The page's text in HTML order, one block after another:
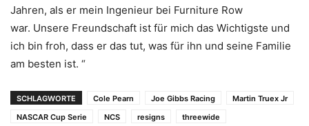
Jahren, als er mein Ingenieur bei Furniture Row
war. Unsere Freundschaft ist für mich das Wichtigste und
ich bin froh, dass er das tut, was für ihn und seine Familie
am besten ist. “
SCHLAGWORTE Cole Pearn Joe Gibbs Racing
Martin Truex Jr
NASCAR Cup Serie
NCS resigns
threewide